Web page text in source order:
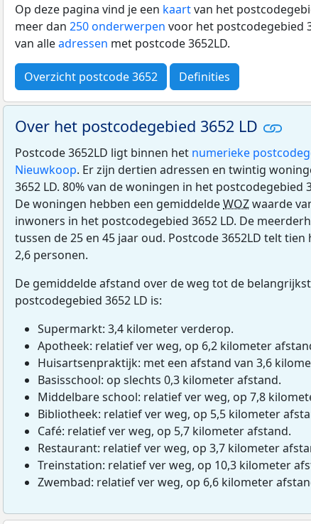
Op deze pagina vind je een kaartvan het
meer dan 250 onderwerpen voor het postcodegebied
van alleadressen met postcode 3652LD.
Overzicht postcode 3652 Definities
Over het postcodegebied 3652 LD
Postcode 3652LD ligt binnen het numerieke
Nieuwkoop. Er zijn dertien adressen en twintig
3652 LD. 80% van de woningen in het postcodegebied
De woningen hebben een gemiddeldeWOZwaarde
inwoners in het postcodegebied 3652 LD. De
tussen de 25 en 45 jaar oud. Postcode 3652LD telt
2,6 personen.
De gemiddelde afstand over de weg tot de
postcodegebied 3652 LD is:
Supermarkt: 3,4 kilometer verderop.
Apotheek: relatief ver weg, op 6,2 kilometer
Huisartsenpraktijk: met een afstand van 3,6
Basisschool: op slechts 0,3 kilometer afstand.
Middelbare school: relatief ver weg, op 7,8
Bibliotheek: relatief ver weg, op 5,5 kilometer
Café: relatief ver weg, op 5,7 kilometer afstand.
Restaurant: relatief ver weg, op 3,7 kilometer
Treinstation: relatief ver weg, op 10,3 kilometer
Zwembad: relatief ver weg, op 6,6 kilometer